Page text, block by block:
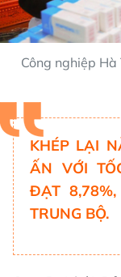
Công nghiệp
KHÉP LẠI
ẤN VỚI
ĐẠT
TRUNG BỘ.